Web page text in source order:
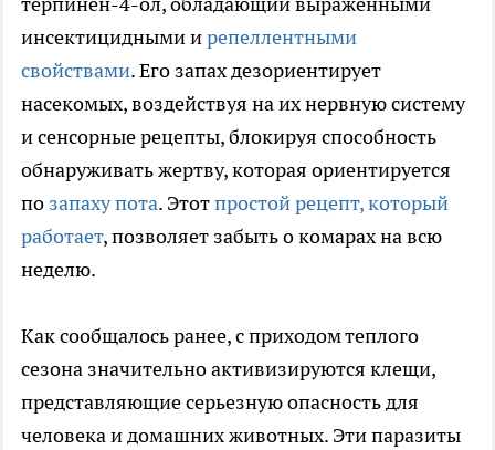
инсектицидными ирепеллентными
свойствами. Его запах дезориентирует
насекомых, воздействуя на их нервную систему
и сенсорные рецепты, блокируя способность
обнаруживать жертву, которая ориентируется
по запаху пота. Этотпростой рецепт, который
работает, позволяет забыть о комарах на всю
неделю.
Как сообщалось ранее, с приходом теплого
сезона значительно активизируются клещи,
представляющие серьезную опасность для
человека и домашних животных. Эти паразиты